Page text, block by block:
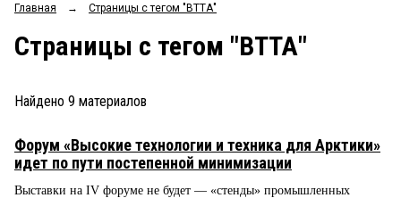
ОБЩЕСТВО
ЗАКОН
НОВОСТИ КОМПАНИЙ
СТИЛЬ ЖИЗНИ
Рейтинги
Главная → Страницы c тегом "ВТТА"
Страницы c тегом "ВТТА"
Найдено 9 материалов
Форум «Высокие технологии и техника для Арктики»
идет по пути постепенной минимизации
Выставки на IV форуме не будет — «стенды» промышленных